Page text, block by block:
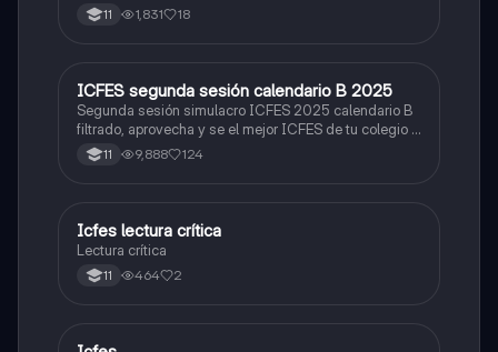
11 1,831 18
ICFES: Lectura Crítica
ICFES segunda sesión calendario B 2025
Segunda sesión simulacro ICFES 2025 calendario B
filtrado, aprovecha y se el mejor ICFES de tu colegio y
poder ingresar a universidad, y estudiar aquella
carrera con la que tanto sueñas.
11 9,888 124
Lengua Castellana
Icfes lectura crítica
Lectura crítica
11 464 2